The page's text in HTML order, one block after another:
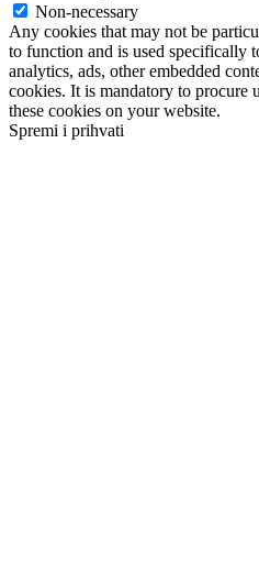
Non-necessary
Any cookies that may not be
to function and is used specifically
analytics, ads, other embedded
cookies. It is mandatory to procure
these cookies on your website.
Spremi i prihvati